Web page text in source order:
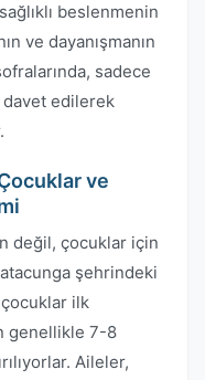
beslenmenin
ve dayanışmanın
sadece
edilerek
ve
değil, çocuklar için
şehrindeki
ilk
genellikle 7-8
Aileler,